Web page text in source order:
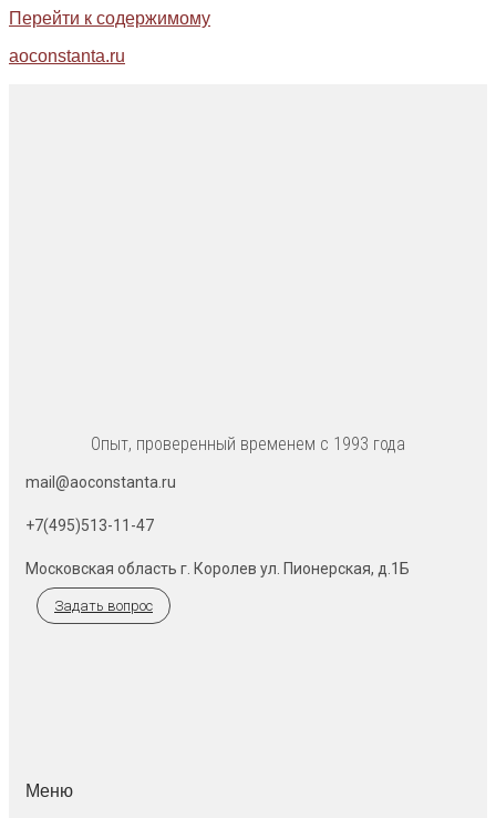
Перейти к содержимому
aoconstanta.ru
Опыт, проверенный временем с 1993 года
mail@aoconstanta.ru
+7(495)513-11-47
Московская область г. Королев ул. Пионерская, д.1Б
Задать вопрос
Меню